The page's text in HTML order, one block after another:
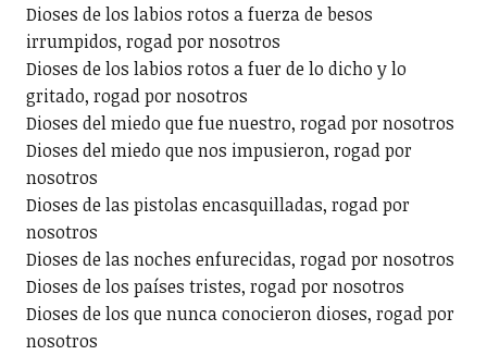
Dioses de los labios rotos a fuerza de besos
irrumpidos, rogad por nosotros
Dioses de los labios rotos a fuer de lo dicho y lo
gritado, rogad por nosotros
Dioses del miedo que fue nuestro, rogad por nosotros
Dioses del miedo que nos impusieron, rogad por
nosotros
Dioses de las pistolas encasquilladas, rogad por
nosotros
Dioses de las noches enfurecidas, rogad por nosotros
Dioses de los países tristes, rogad por nosotros
Dioses de los que nunca conocieron dioses, rogad por
nosotros